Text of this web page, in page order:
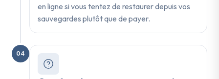
en ligne si vous tentez de restaurer depuis vos
sauvegardes plutôt que de payer.
04